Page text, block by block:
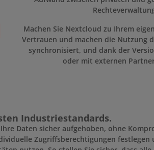
Machen Sie Nextcloud zu Ihrem
Vertrauen und machen die Nutzung
synchronisiert, und dank der
oder mit externen
Industriestandards.
Daten sicher aufgehoben, ohne
Zugriffsberechtigungen festlegen